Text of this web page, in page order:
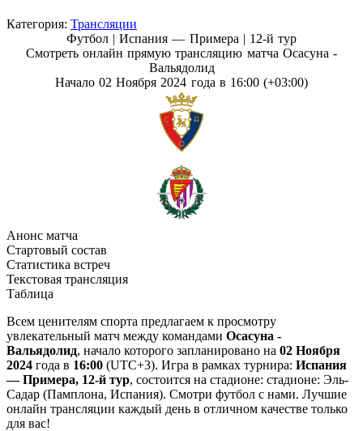
Категория: Трансляции
Футбол | Испания — Примера | 12-й тур
Смотреть онлайн прямую трансляцию матча Осасуна -
Вальядолид
Начало 02 Ноября 2024 года в 16:00 (+03:00)
Анонс матча
Стартовый состав
Статистика встреч
Текстовая трансляция
Таблица
Всем ценителям спорта предлагаем к просмотру
увлекательный матч между командами Осасуна -
Вальядолид, начало которого запланировано на 02 Ноября
2024 года в 16:00 (UTC+3). Игра в рамках турнира: Испания
— Примера, 12-й тур, состоится на стадионе: стадионе: Эль-
Садар (Памплона, Испания). Смотри футбол с нами. Лучшие
онлайн трансляции каждый день в отличном качестве только
для вас!